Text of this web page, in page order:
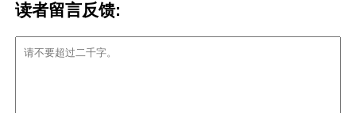
读者留言反馈: